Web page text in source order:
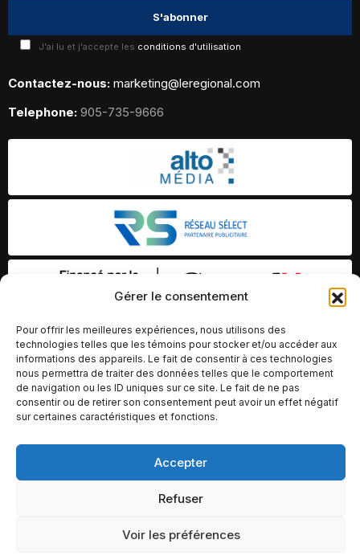
Gérer le consentement
Pour offrir les meilleures expériences, nous utilisons des
technologies telles que les témoins pour stocker et/ou accéder aux
informations des appareils. Le fait de consentir à ces technologies
nous permettra de traiter des données telles que le comportement
de navigation ou les ID uniques sur ce site. Le fait de ne pas
consentir ou de retirer son consentement peut avoir un effet négatif
sur certaines caractéristiques et fonctions.
Accepter
Refuser
Voir les préférences
J'ai lu et j'accepte les conditions d'utilisation
Contactez-nous: marketing@leregional.com
Telephone: 905-735-9666
© Copyright 2026 – Altomédia Inc |
Ce site internet a été conçu et développé par Chameleon Ideas